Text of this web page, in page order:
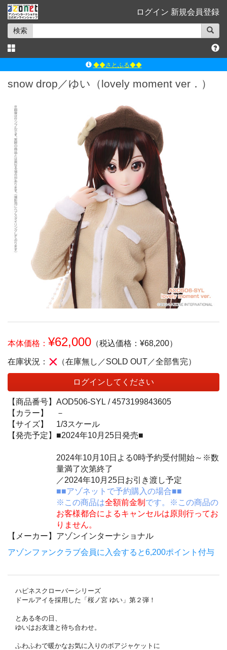
ログイン 新規会員登録
検索
◆◆さとふる◆◆
ｱｿﾞﾝﾚｰﾍﾞﾙｼｮｯﾌﾟ楽天市場店
ｱｿﾞﾝｵﾝﾗｲﾝｼｮｯﾌﾟX
よくあるご質問（Q&A）
snow drop／ゆい（lovely moment ver．）
本体価格： ¥62,000 （税込価格：¥68,200）
在庫状況： （在庫無し／SOLD OUT／全部售完）
ログインしてください
【商品番号】 AOD506-SYL /4573199843605
【カラー】
－
【サイズ】
1/3スケール
【発売予定】 ■2024年10月25日発売■
2024年10月10日よる0時予約受付開始～※数
量満了次第終了
／2024年10月25日お引き渡し予定
■■アゾネットで予約購入の場合■■
※この商品は全額前金制 です。※この商品の
お客様都合によるキャンセルは原則行ってお
りません。
【メーカー】 アゾンインターナショナル
アゾンファンクラブ会員に入会すると6,200ポイント付与
ハピネスクローバーシリーズ
ドールアイを採用した「桜ノ宮 ゆい」第２弾！
とある冬の日、
ゆいはお友達と待ち合わせ。
ふわふわで暖かなお気に入りのボアジャケットに